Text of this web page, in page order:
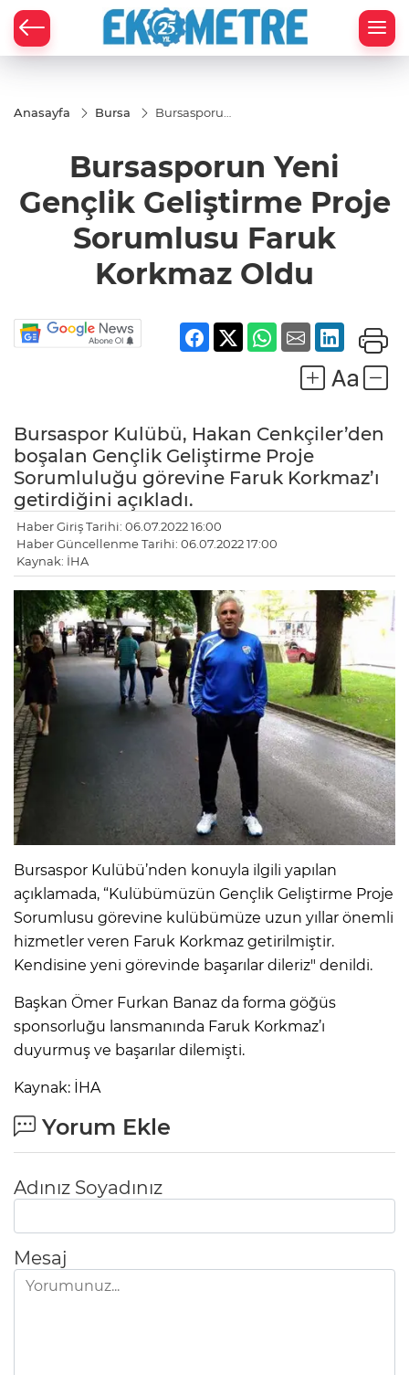
Anasayfa Bursa
Bursasporun
Sorumlusu
Faruk
Korkmaz
Oldu
Bursasporun Yeni
Gençlik Geliştirme Proje
Sorumlusu Faruk
Korkmaz Oldu
Bursaspor Kulübü, Hakan Cenkçiler’den
boşalan Gençlik Geliştirme Proje
Sorumluluğu görevine Faruk Korkmaz’ı
getirdiğini açıkladı.
Haber Giriş Tarihi: 06.07.2022 16:00
Haber Güncellenme Tarihi: 06.07.2022 17:00
Kaynak: İHA
Bursaspor Kulübü’nden konuyla ilgili yapılan
açıklamada, “Kulübümüzün Gençlik Geliştirme Proje
Sorumlusu görevine kulübümüze uzun yıllar önemli
hizmetler veren Faruk Korkmaz getirilmiştir.
Kendisine yeni görevinde başarılar dileriz" denildi.
Başkan Ömer Furkan Banaz da forma göğüs
sponsorluğu lansmanında Faruk Korkmaz’ı
duyurmuş ve başarılar dilemişti.
Kaynak: İHA
Yorum Ekle
Adınız Soyadınız
Mesaj